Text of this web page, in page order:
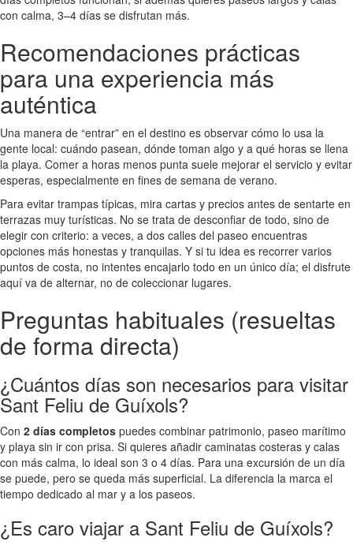
con calma, 3–4 días se disfrutan más.
Recomendaciones prácticas
para una experiencia más
auténtica
Una manera de “entrar” en el destino es observar cómo lo usa la
gente local: cuándo pasean, dónde toman algo y a qué horas se llena
la playa. Comer a horas menos punta suele mejorar el servicio y evitar
esperas, especialmente en fines de semana de verano.
Para evitar trampas típicas, mira cartas y precios antes de sentarte en
terrazas muy turísticas. No se trata de desconfiar de todo, sino de
elegir con criterio: a veces, a dos calles del paseo encuentras
opciones más honestas y tranquilas. Y si tu idea es recorrer varios
puntos de costa, no intentes encajarlo todo en un único día; el disfrute
aquí va de alternar, no de coleccionar lugares.
Preguntas habituales (resueltas
de forma directa)
¿Cuántos días son necesarios para visitar
Sant Feliu de Guíxols?
Con 2 días completos puedes combinar patrimonio, paseo marítimo
y playa sin ir con prisa. Si quieres añadir caminatas costeras y calas
con más calma, lo ideal son 3 o 4 días. Para una excursión de un día
se puede, pero se queda más superficial. La diferencia la marca el
tiempo dedicado al mar y a los paseos.
¿Es caro viajar a Sant Feliu de Guíxols?